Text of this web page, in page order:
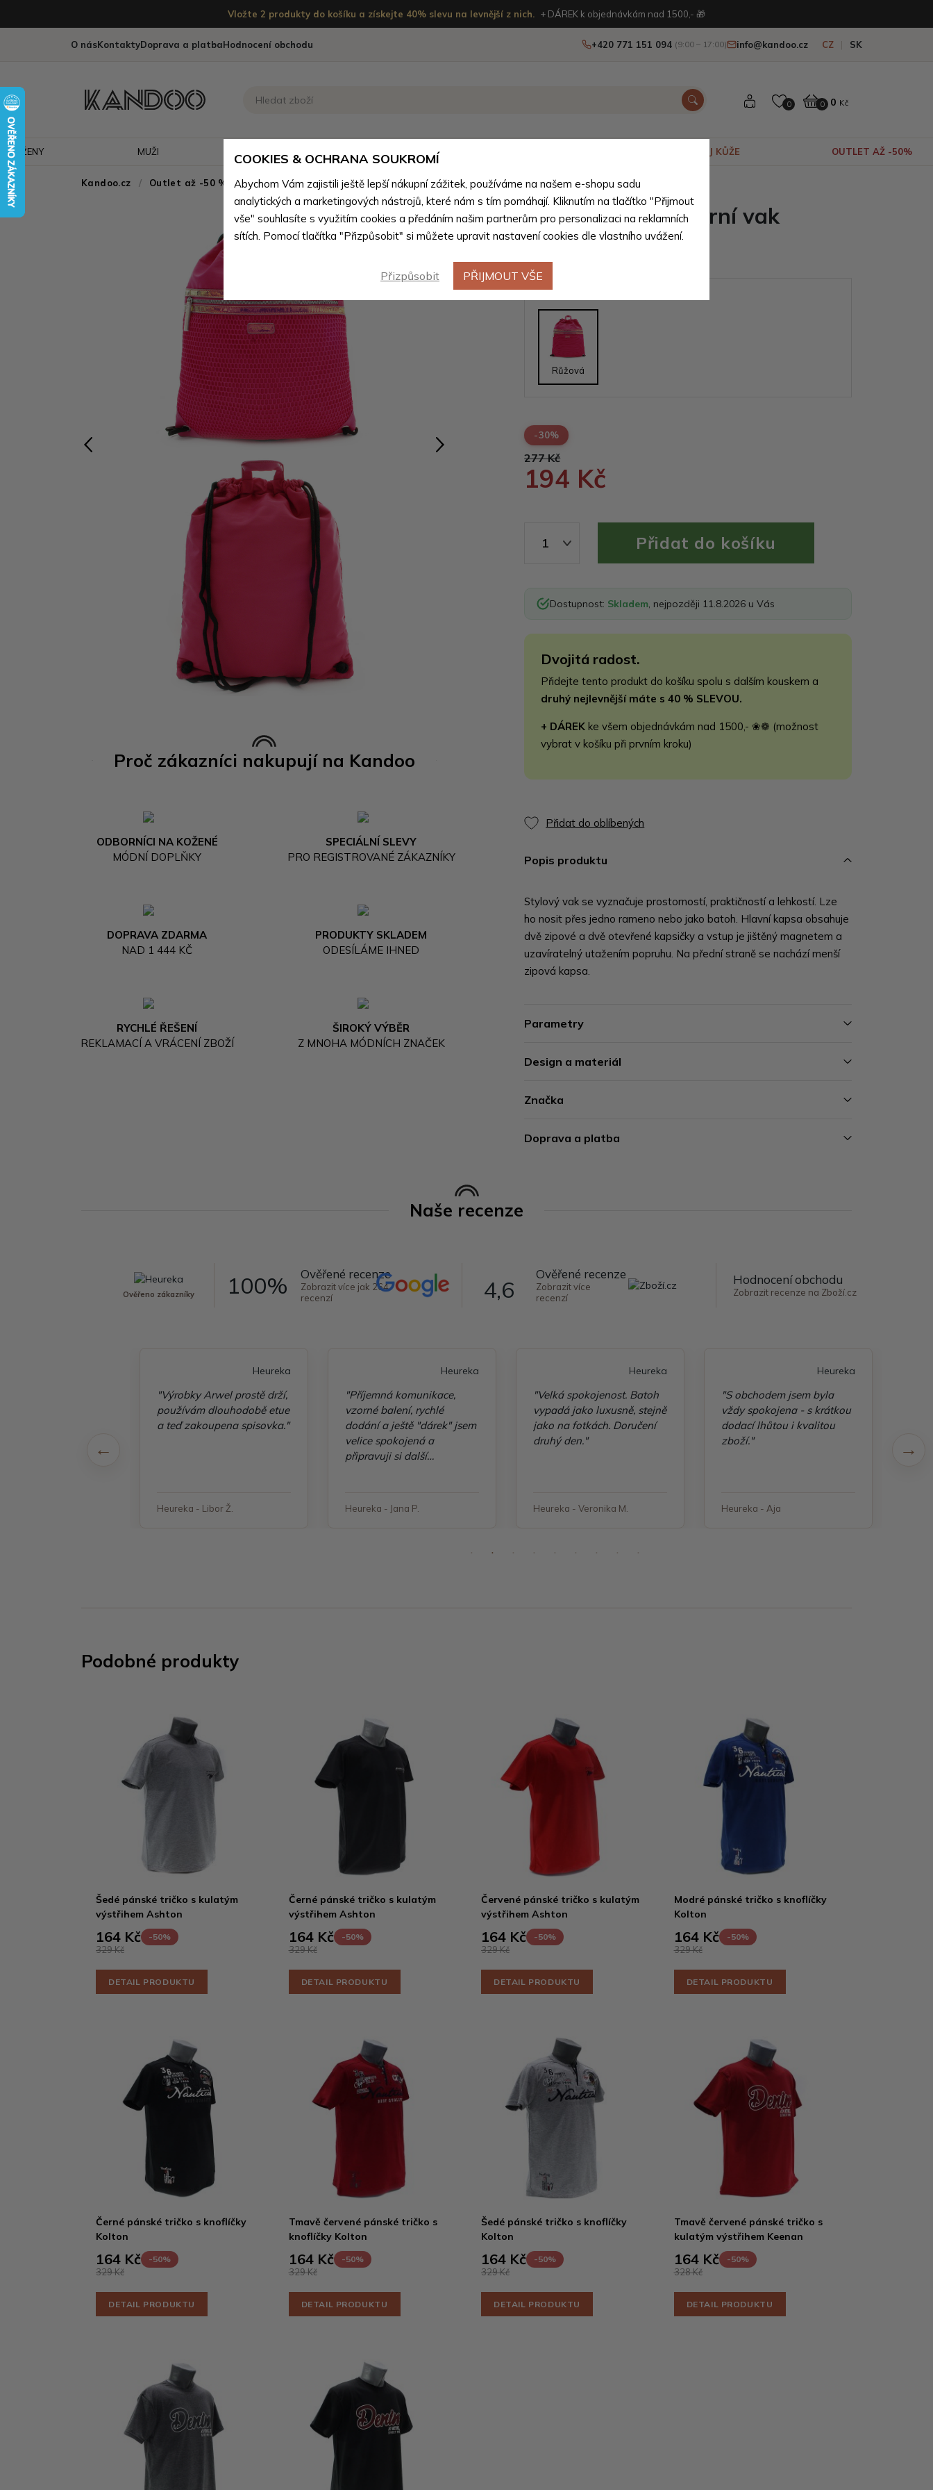
Vložte 2 produkty do košíku a získejte 40% slevu na levnější z nich. + DÁREK k objednávkám nad 1500,- 🎁
O násKontaktyDoprava a platbaHodnocení obchodu +420 771 151 094 (9:00 – 17:00) info@kandoo.cz CZ SK
0 0 0 Kč
ŽENY MUŽI VÝPRODEJ KŮŽE OUTLET AŽ -50%
Kandoo.cz Outlet až -50 % - doprodej nekoženého zboží
Proč zákazníci nakupují na Kandoo
ODBORNÍCI NA KOŽENÉ
MÓDNÍ DOPLŇKY
SPECIÁLNÍ SLEVY
PRO REGISTROVANÉ ZÁKAZNÍKY
DOPRAVA ZDARMA
NAD 1 444 KČ
PRODUKTY SKLADEM
ODESÍLÁME IHNED
RYCHLÉ ŘEŠENÍ
REKLAMACÍ A VRÁCENÍ ZBOŽÍ
ŠIROKÝ VÝBĚR
Z MNOHA MÓDNÍCH ZNAČEK
Sytě růžový moderní vak
Alasea
Barevné varianty
Růžová
-30%
277 Kč
194 Kč
1
Dostupnost: Skladem , nejpozději 11.8.2026 u Vás
Dvojitá radost.
Přidejte tento produkt do košíku spolu s dalším kouskem a
druhý nejlevnější máte s 40 % SLEVOU.
+ DÁREK ke všem objednávkám nad 1500,- ❀❁ (možnost
vybrat v košíku při prvním kroku)
Přidat do oblíbených
Popis produktu
Stylový vak se vyznačuje prostorností, praktičností a lehkostí. Lze
ho nosit přes jedno rameno nebo jako batoh. Hlavní kapsa obsahuje
dvě zipové a dvě otevřené kapsičky a vstup je jištěný magnetem a
uzavíratelný utažením popruhu. Na přední straně se nachází menší
zipová kapsa.
Parametry
Design a materiál
Značka
Doprava a platba
Naše recenze
Ověřeno zákazníky 100% Ověřené recenze
Zobrazit více jak 264
recenzí
4,6
Ověřené recenze
Zobrazit více
recenzí
Hodnocení obchodu
Zobrazit recenze na Zboží.cz
Heureka
"Výrobky Arwel prostě drží,
používám dlouhodobě etue
a teď zakoupena spisovka."
Heureka - Libor Ž.
Heureka
"Příjemná komunikace,
vzorné balení, rychlé
dodání a ještě "dárek" jsem
velice spokojená a
připravuji si další
Heureka - Jana P.
Heureka
"Velká spokojenost. Batoh
vypadá jako luxusně, stejně
jako na fotkách. Doručení
druhý den."
Heureka - Veronika M.
Heureka
"S obchodem jsem byla
vždy spokojena - s krátkou
dodací lhůtou i kvalitou
zboží."
Heureka - Aja
Podobné produkty
Šedé pánské tričko s kulatým
výstřihem Ashton
164 Kč -50%
329 Kč
DETAIL PRODUKTU
Černé pánské tričko s kulatým
výstřihem Ashton
164 Kč -50%
329 Kč
DETAIL PRODUKTU
Červené pánské tričko s kulatým
výstřihem Ashton
164 Kč -50%
329 Kč
DETAIL PRODUKTU
Modré pánské tričko s knoflíčky
Kolton
164 Kč -50%
329 Kč
DETAIL PRODUKTU
Černé pánské tričko s knoflíčky
Kolton
164 Kč -50%
329 Kč
DETAIL PRODUKTU
Tmavě červené pánské tričko s
knoflíčky Kolton
164 Kč -50%
329 Kč
DETAIL PRODUKTU
Šedé pánské tričko s knoflíčky
Kolton
164 Kč -50%
329 Kč
DETAIL PRODUKTU
Tmavě červené pánské tričko s
kulatým výstřihem Keenan
164 Kč -50%
328 Kč
DETAIL PRODUKTU
COOKIES & OCHRANA SOUKROMÍ
Abychom Vám zajistili ještě lepší nákupní zážitek, používáme na našem e-shopu sadu
analytických a marketingových nástrojů, které nám s tím pomáhají. Kliknutím na tlačítko "Přijmout
vše" souhlasíte s využitím cookies a předáním našim partnerům pro personalizaci na reklamních
sítích. Pomocí tlačítka "Přizpůsobit" si můžete upravit nastavení cookies dle vlastního uvážení.
Přizpůsobit PŘIJMOUT VŠE